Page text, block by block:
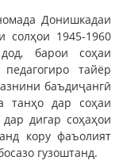
Донишкадаи
солҳои 1945-1960
барои соҳаи
тайёр
баъдиҷангӣ
танҳо дар соҳаи
дигар соҳаҳои
кору фаъолият
гузоштанд.